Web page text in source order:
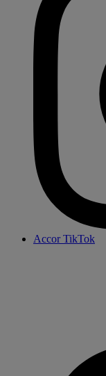
Accor TikTok